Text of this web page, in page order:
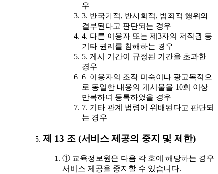
우
3. 반국가적, 반사회적, 범죄적 행위와
결부된다고 판단되는 경우
4. 다른 이용자 또는 제3자의 저작권 등
기타 권리를 침해하는 경우
5. 게시 기간이 규정된 기간을 초과한
경우
6. 이용자의 조작 미숙이나 광고목적으
로 동일한 내용의 게시물을 10회 이상
반복하여 등록하였을 경우
7. 기타 관계 법령에 위배된다고 판단되
는 경우
제 13 조 (서비스 제공의 중지 및 제한)
① 교육정보원은 다음 각 호에 해당하는 경우
서비스 제공을 중지할 수 있습니다.